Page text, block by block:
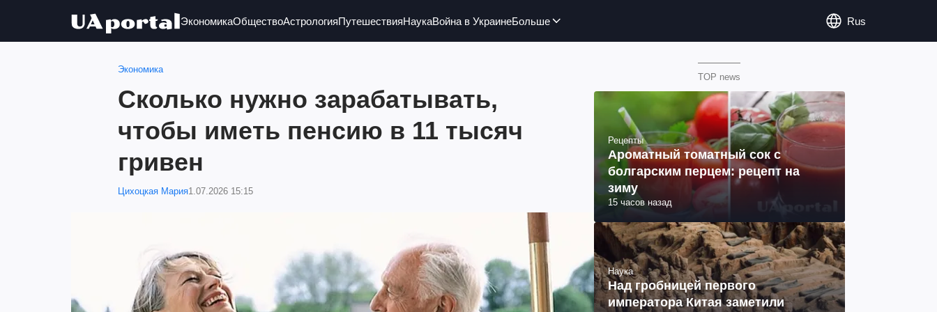
ЭкономикаОбществоАстрологияПутешествияНаукаВойна в УкраинеБольше Rus
Экономика
Сколько нужно зарабатывать,
чтобы иметь пенсию в 11 тысяч
гривен
Цихоцкая Мария1.07.2026 15:15
TOP news
Рецепты
Ароматный томатный сок с
болгарским перцем: рецепт на
зиму
15 часов назад
Наука
Над гробницей первого
императора Китая заметили